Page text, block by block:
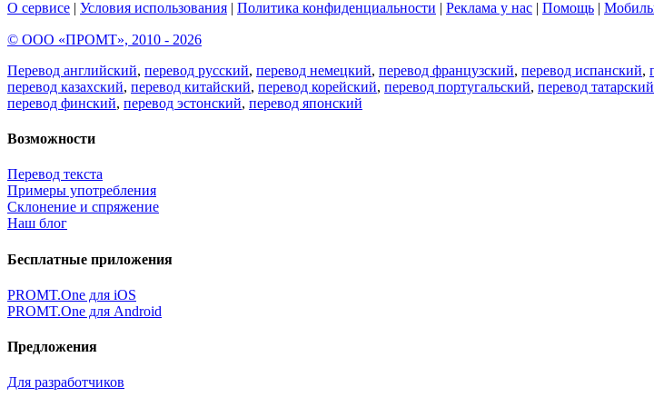
О сервисе | Условия использования | Политика конфиденциальности | Реклама у нас | Помощь |
© ООО «ПРОМТ», 2010 - 2026
Перевод английский, перевод русский, перевод немецкий, перевод французский, перевод испанский,
перевод казахский, перевод китайский, перевод корейский, перевод португальский, перевод татарский
перевод финский, перевод эстонский, перевод японский
Возможности
Перевод текста
Примеры употребления
Склонение и спряжение
Наш блог
Бесплатные приложения
PROMT.One для iOS
PROMT.One для Android
Предложения
Для разработчиков